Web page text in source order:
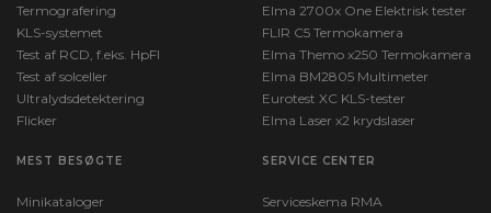
Termografering
KLS-systemet
Test af RCD, f.eks. HpFI
Test af solceller
Ultralydsdetektering
Flicker
Elma 2700x One Elektrisk tester
FLIR C5 Termokamera
Elma Themo x250 Termokamera
Elma BM2805 Multimeter
Eurotest XC KLS-tester
Elma Laser x2 krydslaser
MEST BESØGTE
Minikataloger
SERVICE CENTER
Serviceskema RMA